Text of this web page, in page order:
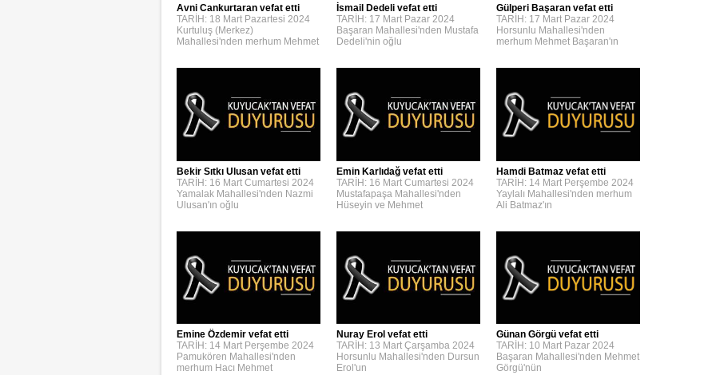
Avni Cankurtaran vefat etti
TARİH: 18 Mart Pazartesi 2024
Kurtuluş (Merkez)
Mahallesi'nden merhum Mehmet
İsmail Dedeli vefat etti
TARİH: 17 Mart Pazar 2024
Başaran Mahallesi'nden Mustafa
Dedeli'nin oğlu
Gülperi Başaran vefat etti
TARİH: 17 Mart Pazar 2024
Horsunlu Mahallesi'nden
merhum Mehmet Başaran'ın
Bekir Sıtkı Ulusan vefat etti
TARİH: 16 Mart Cumartesi 2024
Yamalak Mahallesi'nden Nazmi
Ulusan'ın oğlu
Emin Karlıdağ vefat etti
TARİH: 16 Mart Cumartesi 2024
Mustafapaşa Mahallesi'nden
Hüseyin ve Mehmet
Hamdi Batmaz vefat etti
TARİH: 14 Mart Perşembe 2024
Yaylalı Mahallesi'nden merhum
Ali Batmaz'ın
Emine Özdemir vefat etti
TARİH: 14 Mart Perşembe 2024
Pamukören Mahallesi'nden
merhum Hacı Mehmet
Nuray Erol vefat etti
TARİH: 13 Mart Çarşamba 2024
Horsunlu Mahallesi'nden Dursun
Erol'un
Günan Görgü vefat etti
TARİH: 10 Mart Pazar 2024
Başaran Mahallesi'nden Mehmet
Görgü'nün